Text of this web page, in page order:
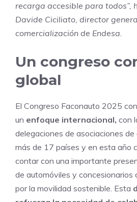
recarga accesible para todos”,
Davide Ciciliato, director
comercialización de Endesa.
Un congreso
global
El Congreso Faconauto 2025
un enfoque internacional, con
delegaciones de asociaciones
más de 17 países y en esta año
contar con una importante
de automóviles y concesionarios
por la movilidad sostenible. Esta